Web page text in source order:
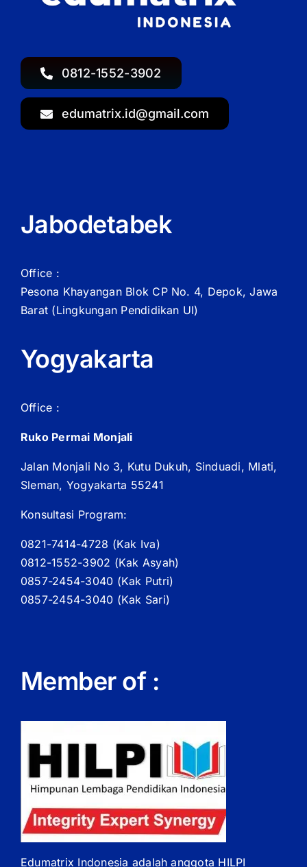
0812-1552-3902
edumatrix.id@gmail.com
Jabodetabek
Office :
Pesona Khayangan Blok CP No. 4, Depok, Jawa
Barat (Lingkungan Pendidikan UI)
Yogyakarta
Office :
Ruko Permai Monjali
Jalan Monjali No 3, Kutu Dukuh, Sinduadi, Mlati,
Sleman, Yogyakarta 55241
Konsultasi Program:
0821-7414-4728 (Kak Iva)
0812-1552-3902 (Kak Asyah)
0857-2454-3040 (Kak Putri)
0857-2454-3040 (Kak Sari)
Member of :
Edumatrix Indonesia adalah anggota HILPI